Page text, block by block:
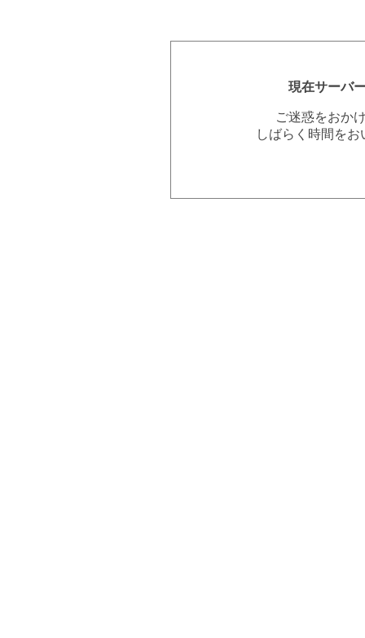
現在サーバ
ご迷惑をおか
しばらく時間を